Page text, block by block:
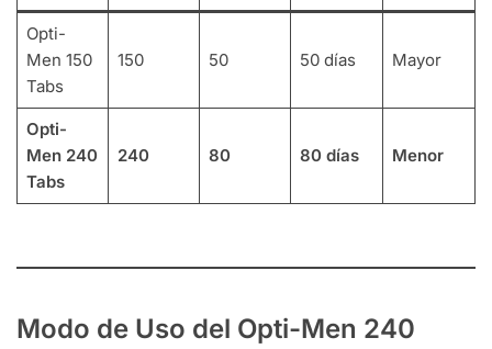
Opti-
Men 150
Tabs
150 50 50 días Mayor
Opti-
Men 240
Tabs
240 80 80 días Menor
Modo de Uso del Opti-Men 240